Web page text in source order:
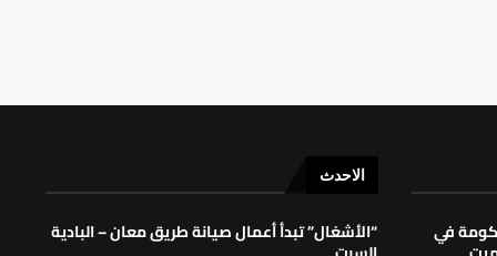
في
الاحدث
“الأشغال” تبدأ أعمال صيانة طريق معان – البادية